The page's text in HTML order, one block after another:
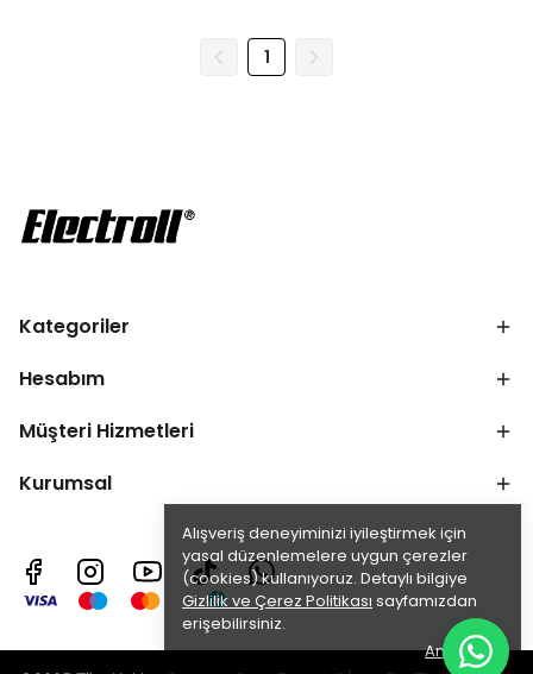
Alışveriş deneyiminizi iyileştirmek için
yasal düzenlemelere uygun çerezler
(cookies) kullanıyoruz. Detaylı bilgiye
Gizlilik ve Çerez Politikası sayfamızdan
erişebilirsiniz.
Anladım
1
Kategoriler
Hesabım
Müşteri Hizmetleri
Kurumsal